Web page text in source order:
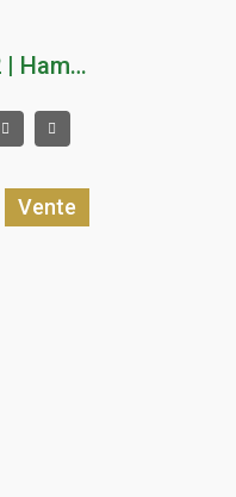
À VENDRE – Appartement S+2 | Hammamet Nord
Vente